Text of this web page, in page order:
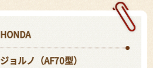
HONDA
ジョルノ（AF70型）